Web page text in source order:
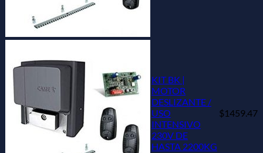
KIT BK |
MOTOR
DESLIZANTE /
USO
INTENSIVO
230V DE
HASTA 2200KG
$1459.47